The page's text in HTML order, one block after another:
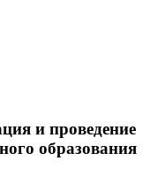
и проведение
образования